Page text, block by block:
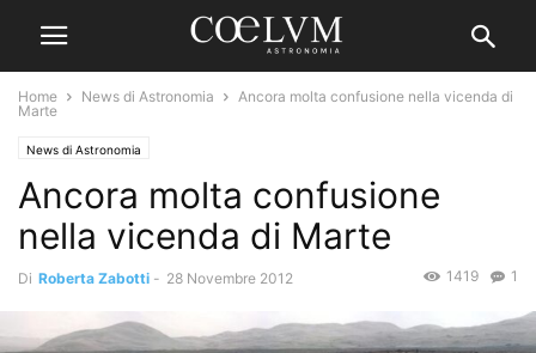
Home News di Astronomia
Ancora molta confusione nella vicenda di
Marte
News di Astronomia
Ancora molta confusione
nella vicenda di Marte
Di Roberta Zabotti - 28 Novembre 2012 1
1419